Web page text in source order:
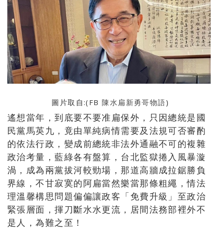
圖片取自:(FB陳水扁新勇哥物語)
遙想當年，到底要不要准扁保外，只因總統是國
民黨馬英九，竟由單純病情需要及法規可否審酌
的依法行政，變成前總統非法外通融不可的複雜
政治考量，藍綠各有盤算，台北監獄捲入風暴漩
渦，成為兩黨拔河較勁場，那道高牆成拉鋸勝負
界線，不甘寂寞的阿扁當然樂當那條粗繩，情法
理溫馨構思問題偏偏讓政客「免費升級」至政治
緊張層面，揮刀斷水水更流，居間法務部裡外不
是人，為難之至！